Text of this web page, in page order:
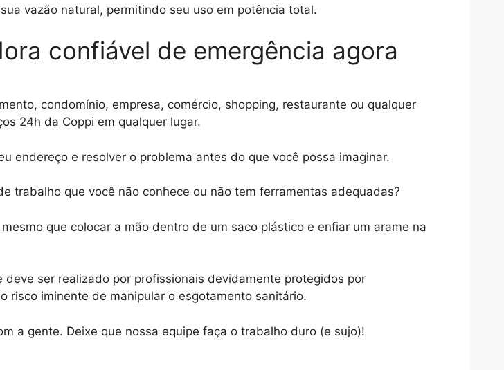
vazão natural, permitindo seu uso em potência total.
confiável de emergência agora
condomínio, empresa, comércio, shopping, restaurante ou qualquer
24h da Coppi em qualquer lugar.
endereço e resolver o problema antes do que você possa imaginar.
trabalho que você não conhece ou não tem ferramentas adequadas?
que colocar a mão dentro de um saco plástico e enfiar um arame na
ser realizado por profissionais devidamente protegidos por
risco iminente de manipular o esgotamento sanitário.
a gente. Deixe que nossa equipe faça o trabalho duro (e sujo)!